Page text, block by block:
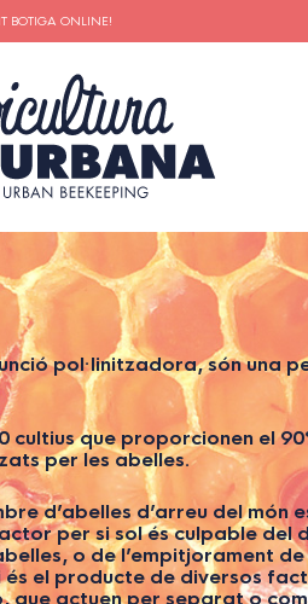
BOTIGA ONLINE!
pol·linitzadora, són una
cultius que proporcionen el
per les abelles.
d’abelles d’arreu del món
per si sol és culpable del
o de l’empitjorament
és el producte de diversos